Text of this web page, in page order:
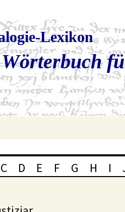
Lexikon
C D E F G H I